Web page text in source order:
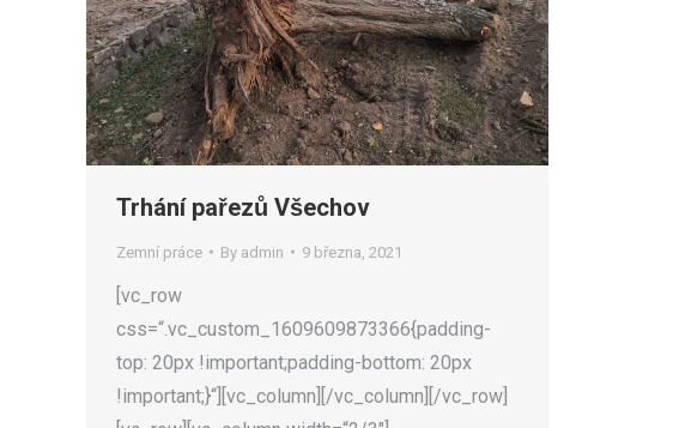
Trhání pařezů Všechov
Zemní práce By admin 9 března, 2021
[vc_row
css=“.vc_custom_1609609873366{padding-
top: 20px !important;padding-bottom: 20px
!important;}“][vc_column][/vc_column][/vc_row]